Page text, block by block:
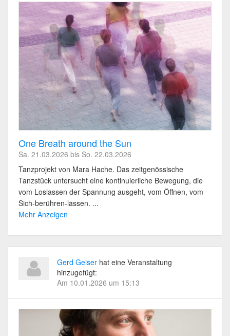
One Breath around the Sun
Sa. 21.03.2026 bis So. 22.03.2026
Tanzprojekt von Mara Hache. Das zeitgenössische
Tanzstück untersucht eine kontinuierliche Bewegung, die
vom Loslassen der Spannung ausgeht, vom Öffnen, vom
Sich-berühren-lassen. ...
Mehr Anzeigen
Gerd Geiser hat eine Veranstaltung
hinzugefügt:
Am 10.01.2026 um 15:13